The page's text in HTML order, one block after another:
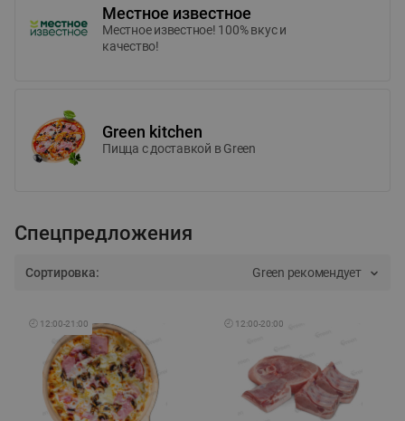
Местное известное
Местное известное! 100% вкус и
качество!
Green kitchen
Пицца c доставкой в Green
Спецпредложения
Сортировка: Green рекомендует
🕘 12:00-21:00 🕘 12:00-20:00